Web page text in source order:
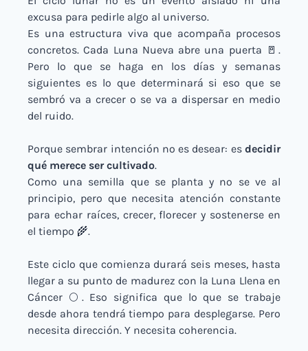
excusa para pedirle algo al universo.
Es una estructura viva que acompaña procesos
concretos. Cada Luna Nueva abre una puerta 🚪 .
Pero lo que se haga en los días y semanas
siguientes es lo que determinará si eso que se
sembró va a crecer o se va a dispersar en medio
del ruido.
Porque sembrar intención no es desear: es decidir
qué merece ser cultivado.
Como una semilla que se planta y no se ve al
principio, pero que necesita atención constante
para echar raíces, crecer, florecer y sostenerse en
el tiempo 🌾.
Este ciclo que comienza durará seis meses, hasta
llegar a su punto de madurez con la Luna Llena en
Cáncer 🌕. Eso significa que lo que se trabaje
desde ahora tendrá tiempo para desplegarse. Pero
necesita dirección. Y necesita coherencia.